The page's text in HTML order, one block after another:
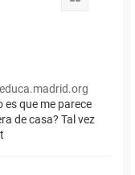
es que me parece
de casa? Tal vez